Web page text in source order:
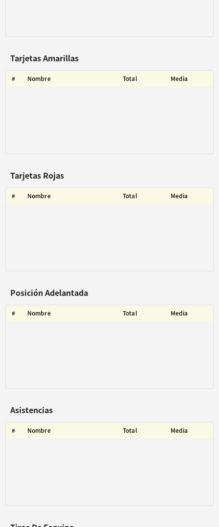
Tarjetas Amarillas
# Nombre Total Media
Tarjetas Rojas
# Nombre Total Media
Posición Adelantada
# Nombre Total Media
Asistencias
# Nombre Total Media